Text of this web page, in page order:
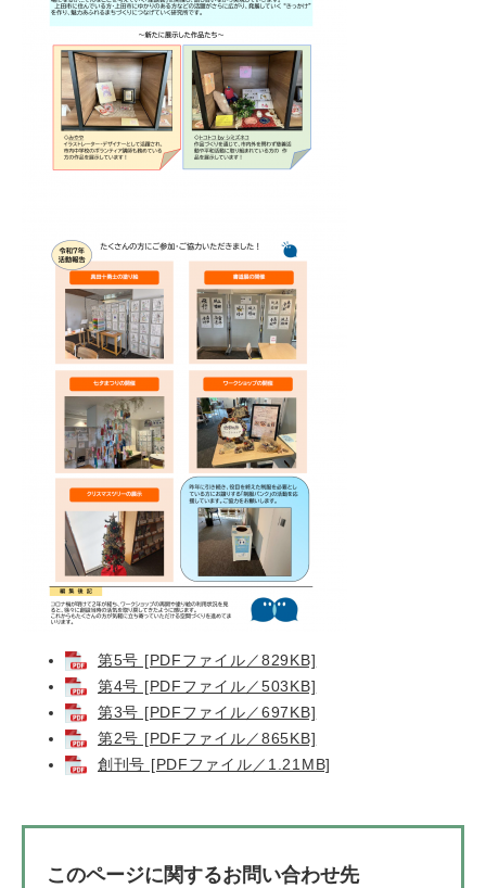
第5号 [PDFファイル／829KB]
第4号 [PDFファイル／503KB]
第3号 [PDFファイル／697KB]
第2号 [PDFファイル／865KB]
創刊号 [PDFファイル／1.21MB]
このページに関するお問い合わせ先